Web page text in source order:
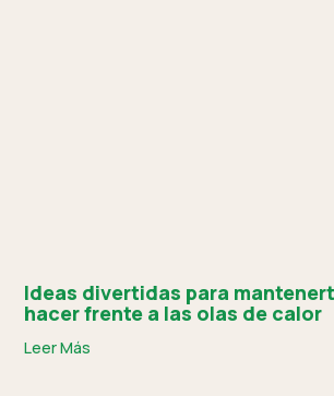
Ideas divertidas para
hacer frente a las olas de calor
Leer Más